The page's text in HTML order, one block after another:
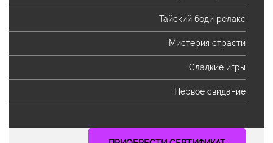
Тайский боди релакс
Мистерия страсти
Сладкие игры
Первое свидание